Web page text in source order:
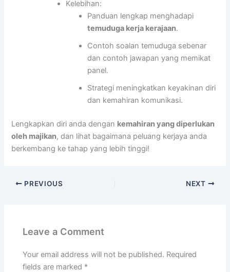
Kelebihan:
Panduan lengkap menghadapi
temuduga kerja kerajaan.
Contoh soalan temuduga sebenar
dan contoh jawapan yang memikat
panel.
Strategi meningkatkan keyakinan diri
dan kemahiran komunikasi.
Lengkapkan diri anda dengan kemahiran yang diperlukan
oleh majikan, dan lihat bagaimana peluang kerjaya anda
berkembang ke tahap yang lebih tinggi!
PREVIOUS NEXT
Leave a Comment
Your email address will not be published. Required
fields are marked *